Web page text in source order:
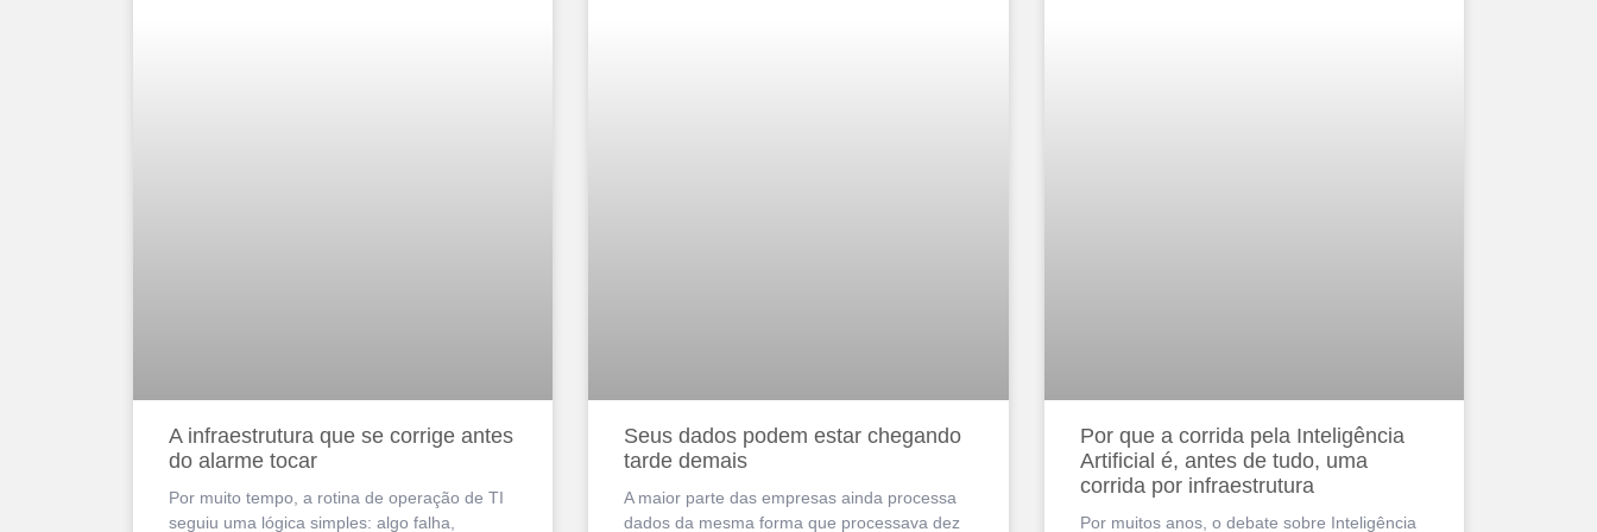
A infraestrutura que se corrige antes
do alarme tocar
Por muito tempo, a rotina de operação de TI
seguiu uma lógica simples: algo falha,
Seus dados podem estar chegando
tarde demais
A maior parte das empresas ainda processa
dados da mesma forma que processava dez
Por que a corrida pela Inteligência
Artificial é, antes de tudo, uma
corrida por infraestrutura
Por muitos anos, o debate sobre Inteligência